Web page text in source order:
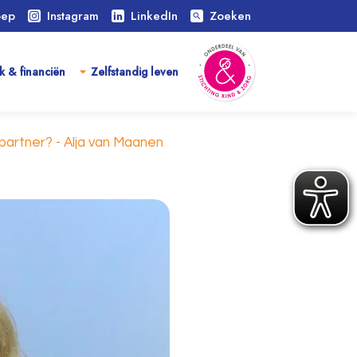
Instagram LinkedIn search Zoeken
& financiën Zelfstandig leven
- Alja van Maanen